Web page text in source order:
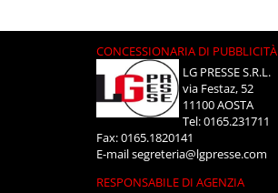
CONCESSIONARIA DI PUBBLICITÀ
LG PRESSE S.R.L.
via Festaz, 52
11100 AOSTA
Tel: 0165.231711
Fax: 0165.1820141
E-mailsegreteria@lgpresse.com
RESPONSABILE DI AGENZIA